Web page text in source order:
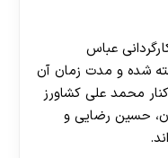
عباس
شمسی ساخته شده و مدت زمان آن
کنار محمد علی کشاورز
حسین رضایی و